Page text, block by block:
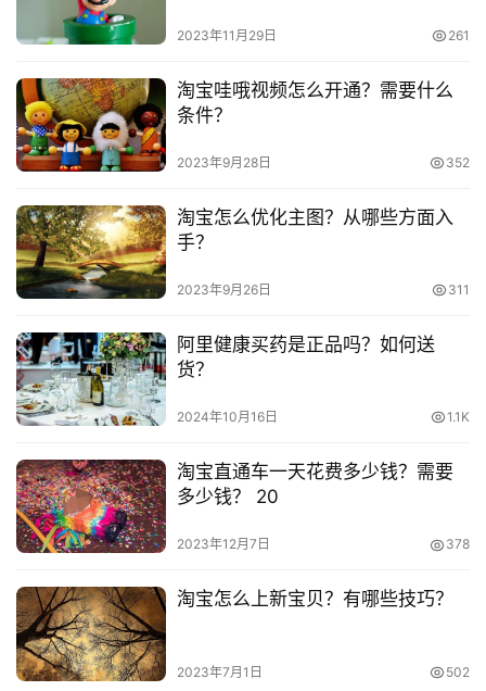
淘
宝
分
推荐阅读：
菜鸟物流加盟条件是什么?加盟步骤是什么?
菜鸟驿站其实并不赚钱吗?菜鸟驿站的收益来源有
哪些?
菜鸟驿站怎么赚钱?具体赚钱方法!
本文来自投稿，不代表早谈创业网立场，作者：欧阳, 微澜，如
若转载，请注明出处：
https://www.zaotuan.com.cn/141143.html
作者本人。本站仅提供信息存储空间服务，不拥有所有权，不
承担相关法律责任。如发现本站有涉嫌抄袭侵权/违法违规的内
容， 请发送邮件至 153055113@qq.com 举报，一经查实，
本站将立刻删除。
2023年11月29日 261
淘宝哇哦视频怎么开通？需要什么
条件？
2023年9月28日 352
淘宝怎么优化主图？从哪些方面入
手？
2023年9月26日 311
阿里健康买药是正品吗？如何送
货？
2024年10月16日 1.1K
淘宝直通车一天花费多少钱？需要
多少钱？ 20
2023年12月7日 378
淘宝怎么上新宝贝？有哪些技巧？
2023年7月1日 502